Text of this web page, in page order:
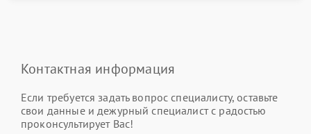
Контактная информация
Если требуется задать вопрос специалисту, оставьте
свои данные и дежурный специалист с радостью
проконсультирует Вас!